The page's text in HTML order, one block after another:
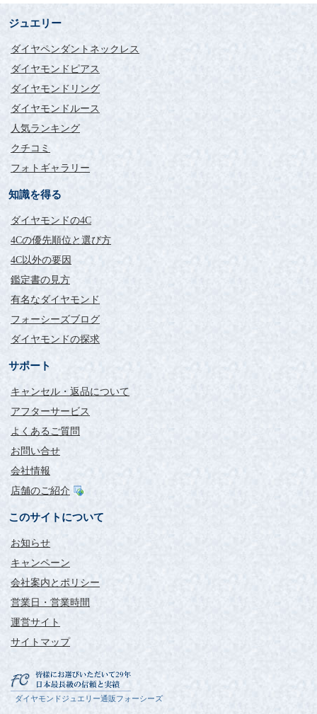
ジュエリー
ダイヤペンダントネックレス
ダイヤモンドピアス
ダイヤモンドリング
ダイヤモンドルース
人気ランキング
クチコミ
フォトギャラリー
知識を得る
ダイヤモンドの4C
4Cの優先順位と選び方
4C以外の要因
鑑定書の見方
有名なダイヤモンド
フォーシーズブログ
ダイヤモンドの探求
サポート
キャンセル・返品について
アフターサービス
よくあるご質問
お問い合せ
会社情報
店舗のご紹介
このサイトについて
お知らせ
キャンペーン
会社案内とポリシー
営業日・営業時間
運営サイト
サイトマップ
ダイヤモンドジュエリー通販フォーシーズ